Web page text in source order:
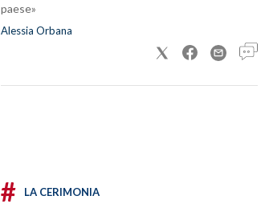
paese»
Alessia Orbana
# LA CERIMONIA